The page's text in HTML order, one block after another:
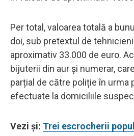
Per total, valoarea totală a
doi, sub pretextul de
aproximativ 33.000 de euro.
bijuterii din aur și numerar,
parțial de către poliție în urma
efectuate la domiciliile
Vezi și: Trei escrocherii